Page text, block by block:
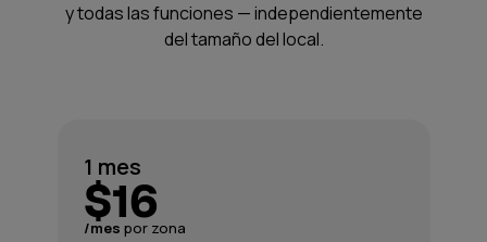
1 mes
$16
/mes por zona
y todas las funciones — independientemente
del tamaño del local.